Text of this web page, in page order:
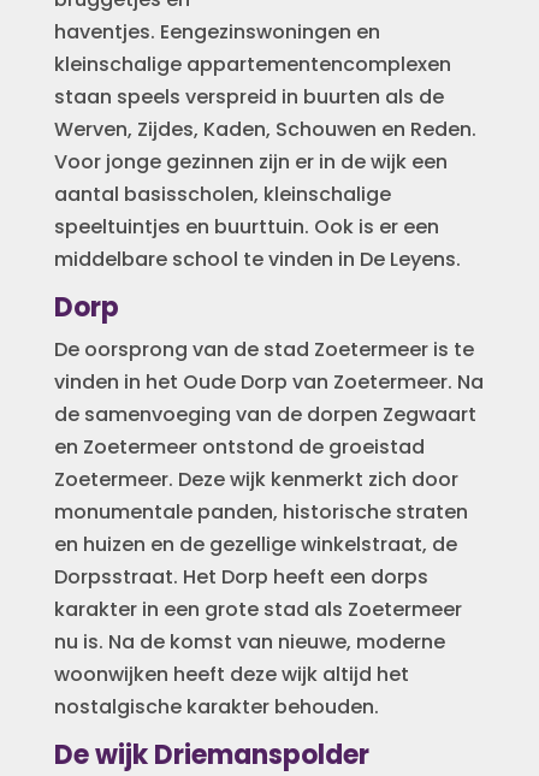
haventjes. Eengezinswoningen en
kleinschalige appartementencomplexen
staan speels verspreid in buurten als de
Werven, Zijdes, Kaden, Schouwen en Reden.
Voor jonge gezinnen zijn er in de wijk een
aantal basisscholen, kleinschalige
speeltuintjes en buurttuin. Ook is er een
middelbare school te vinden in De Leyens.
Dorp
De oorsprong van de stad Zoetermeer is te
vinden in het Oude Dorp van Zoetermeer. Na
de samenvoeging van de dorpen Zegwaart
en Zoetermeer ontstond de groeistad
Zoetermeer. Deze wijk kenmerkt zich door
monumentale panden, historische straten
en huizen en de gezellige winkelstraat, de
Dorpsstraat. Het Dorp heeft een dorps
karakter in een grote stad als Zoetermeer
nu is. Na de komst van nieuwe, moderne
woonwijken heeft deze wijk altijd het
nostalgische karakter behouden.
De wijk Driemanspolder